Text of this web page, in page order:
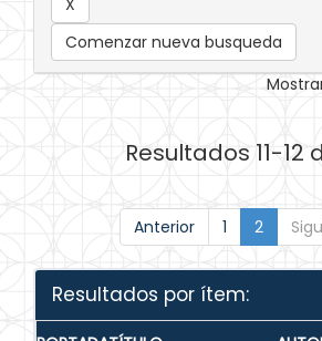
Comenzar nueva busqueda
Resultados 11-12
Anterior 1 2
Resultados por ítem: